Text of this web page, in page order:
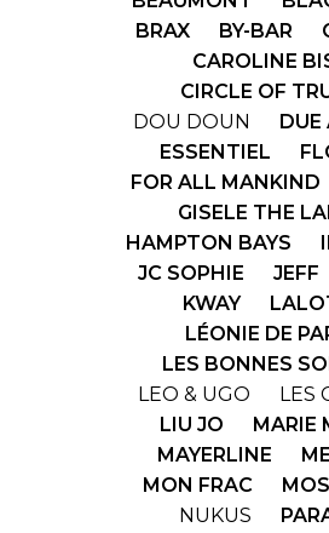
BRAX
BY-BAR
CAROLINE
CIRCLE OF
DOU DOUN
DUE
ESSENTIEL
FOR ALL MANKIND
GISELE THE
HAMPTON BAYS
JC SOPHIE
JEFF
KWAY
LÉONIE DE
LES BONNES
LEO & UGO
LES
LIU JO
MARIE
MAYERLINE
MON FRAC
NUKUS